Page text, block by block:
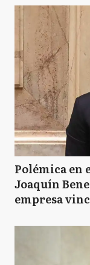
Polémica en
Joaquín
empresa